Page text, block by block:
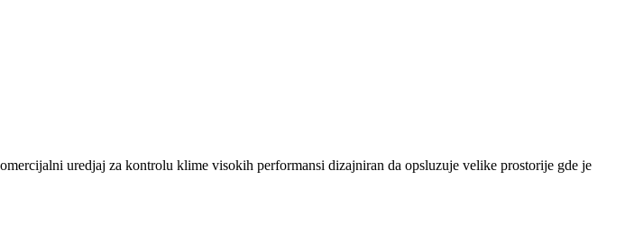
uredjaj za kontrolu klime visokih performansi dizajniran da opsluzuje velike prostorije gde je